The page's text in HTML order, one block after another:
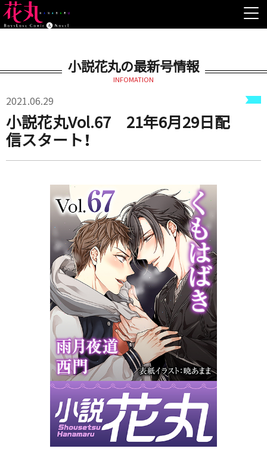
小説花丸の最新号情報
INFOMATION
2021.06.29
小説花丸Vol.67 21年6月29日配
信スタート！